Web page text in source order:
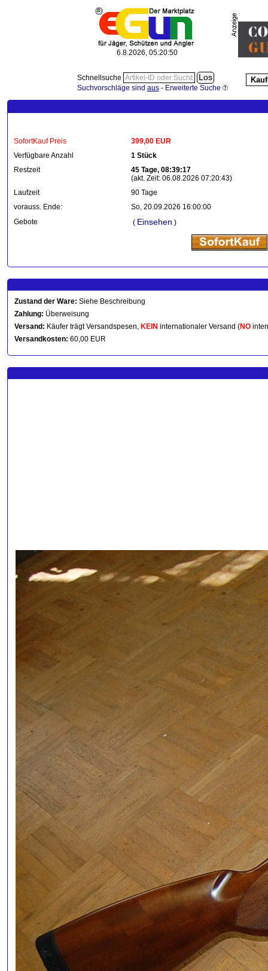
6.8.2026, 05:20:53
Schnellsuche
Suchvorschläge sind aus- Erweiterte Suche
SofortKauf Preis
399,00 EUR
Verfügbare Anzahl
1 Stück
Restzeit
45 Tage, 08:39:17
(akt. Zeit: 06.08.2026 07:20:43)
Laufzeit
90 Tage
vorauss. Ende:
So, 20.09.2026 16:00:00
Gebote
( Einsehen )
Zustand der Ware: Siehe Beschreibung
Zahlung: Überweisung
Versand: Käufer trägt Versandspesen, KEIN internationaler Versand (NO
Versandkosten: 60,00 EUR